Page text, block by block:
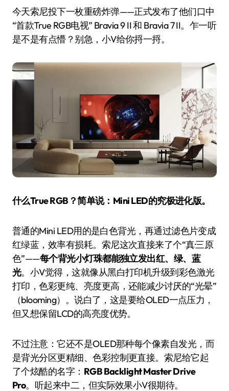
今天索尼投下一枚重磅炸弹——正式发布了他们口中
“首款True RGB电视” Bravia 9 II 和 Bravia 7 II。乍一听
是不是有点懵？别急，小V给你捋一捋。
什么True RGB？简单说：Mini LED的究极进化版。
普通的Mini LED用的是白色背光，再通过滤色片变成
红绿蓝，效率有损耗。索尼这次直接来了个“真·三原
色”——每个背光小灯珠都能独立发出红、绿、蓝
光。小V觉得，这就像从黑白打印机升级到彩色激光
打印，色彩更纯、亮度更高，还能减少讨厌的“光晕”
（blooming）。说白了，这是要给OLED一点压力，
但又想保留LCD的高亮度优势。
不过注意：它还不是OLED那种每个像素自发光，而
是背光分区更精细、色彩控制更直接。索尼给它起
了个炫酷的名字： RGB Backlight Master Drive
Pro。听起来中二，但实际效果小V很期待。